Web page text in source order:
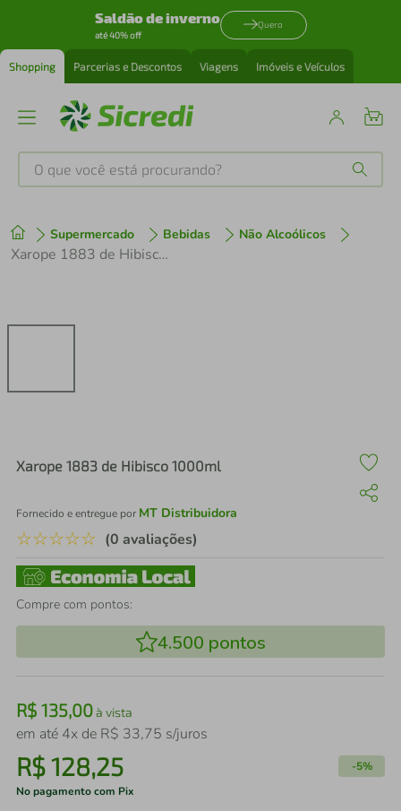
Saldão de inverno
até 40% off
Quero
Shopping Parcerias e Descontos Viagens Imóveis e Veículos
O que você está procurando?
Supermercado Bebidas Não Alcoólicos
Xarope 1883 de Hibisco 1000ml
Xarope 1883 de Hibisco 1000ml
Fornecido e entregue por MT Distribuidora
☆☆☆☆☆ (0 avaliações)
Compre com pontos:
4.500 pontos
R$ 135,00à vista
em até 4x de R$ 33,75 s/juros
R$128,25 -5%
No pagamento com Pix
1º tenis